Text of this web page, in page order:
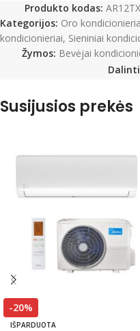
Produkto kodas:
Kategorijos: Oro
kondicionieriai, Sieniniai
Žymos: Bevėjai
Susijusios prekės
-20%
IŠPARDUOTA